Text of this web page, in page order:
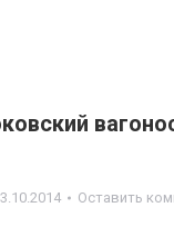
Оставить